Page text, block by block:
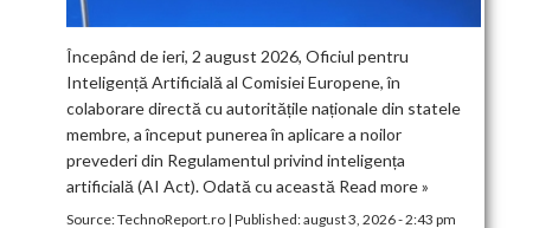
Începând de ieri, 2 august 2026, Oficiul pentru
Inteligență Artificială al Comisiei Europene, în
colaborare directă cu autoritățile naționale din statele
membre, a început punerea în aplicare a noilor
prevederi din Regulamentul privind inteligența
artificială (AI Act). Odată cu această Read more »
Source:TechnoReport.ro| Published:august 3, 2026 - 2:43 pm